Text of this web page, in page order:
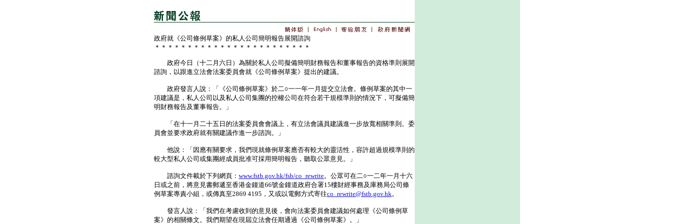
政府就《公司條例草案》的私人公司簡明報告展開諮詢
＊＊＊＊＊＊＊＊＊＊＊＊＊＊＊＊＊＊＊＊＊＊＊＊
政府今日（十二月六日）為關於私人公司擬備簡明財務報告和董事報告的資格準則展開
諮詢，以跟進立法會法案委員會就《公司條例草案》提出的建議。
政府發言人說：「《公司條例草案》於二○一一年一月提交立法會。條例草案的其中一
項建議是，私人公司以及私人公司集團的控權公司在符合若干規模準則的情況下，可擬備簡
明財務報告及董事報告。」
「在十一月二十五日的法案委員會會議上，有立法會議員建議進一步放寬相關準則。委
員會並要求政府就有關建議作進一步諮詢。」
他說：「因應有關要求，我們現就條例草案應否有較大的靈活性，容許超過規模準則的
較大型私人公司或集團經成員批准可採用簡明報告，聽取公眾意見。」
諮詢文件載於下列網頁： www.fstb.gov.hk/fsb/co_rewrite。公眾可在二○一二年一月十六
日或之前，將意見書郵遞至香港金鐘道66號金鐘道政府合署15樓財經事務及庫務局公司條
例草案專責小組，或傳真至2869 4195，又或以電郵方式寄往co_rewrite@fstb.gov.hk。
發言人說：「我們在考慮收到的意見後，會向法案委員會建議如何處理《公司條例草
案》的相關條文。我們期望在現屆立法會任期通過《公司條例草案》。」